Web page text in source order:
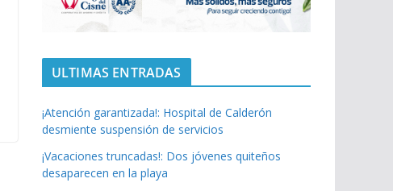
ULTIMAS ENTRADAS
¡Atención garantizada!: Hospital de Calderón
desmiente suspensión de servicios
¡Vacaciones truncadas!: Dos jóvenes quiteños
desaparecen en la playa